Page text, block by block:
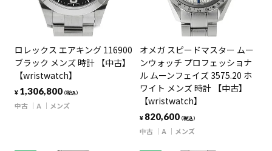
ロレックス エアキング 116900
ブラック メンズ 時計 【中古】
【wristwatch】
¥ 1,306,800（税込）
中古 A メンズ
オメガ スピードマスター ムー
ンウォッチ プロフェッショナ
ル ムーンフェイズ 3575.20 ホ
ワイト メンズ 時計 【中古】
【wristwatch】
¥ 820,600（税込）
中古 A メンズ